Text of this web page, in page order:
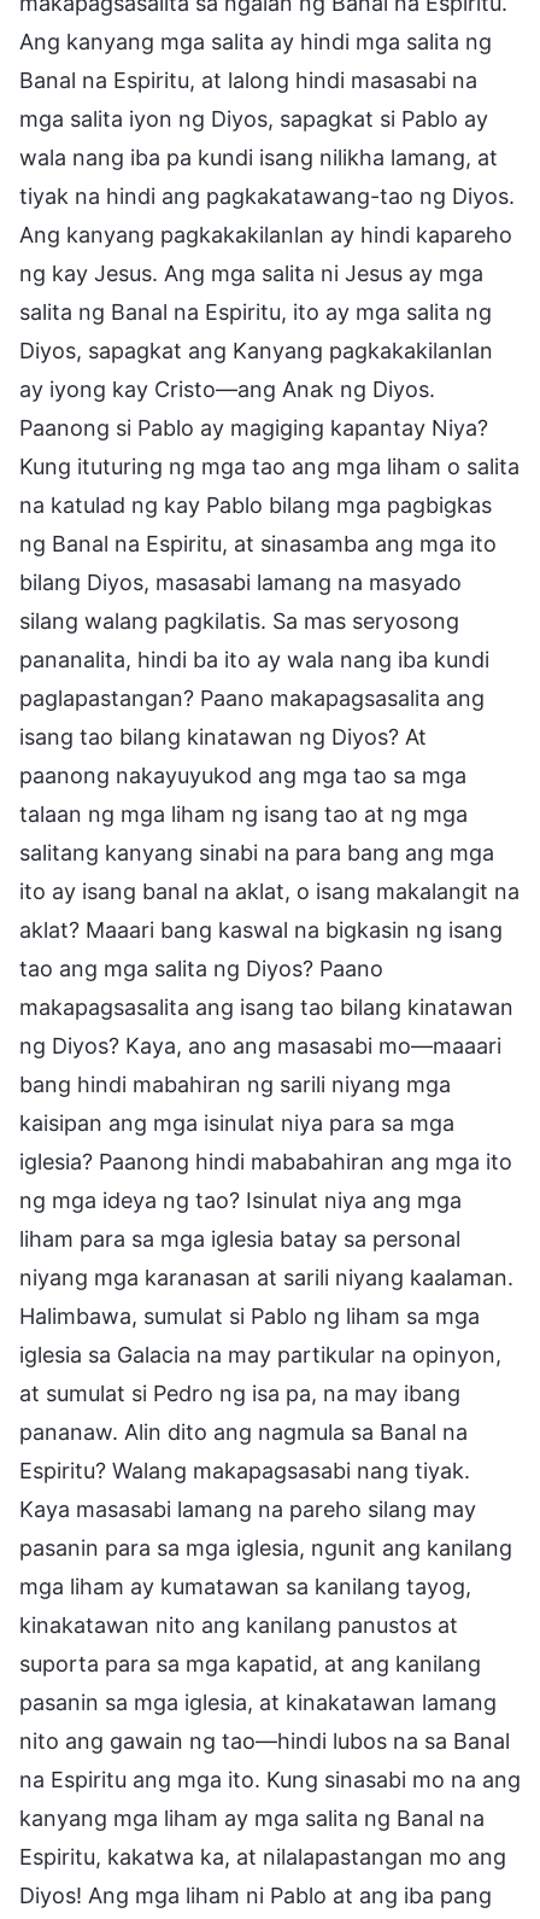
Ang kanyang mga salita ay hindi mga salita ng
Banal na Espiritu, at lalong hindi masasabi na
mga salita iyon ng Diyos, sapagkat si Pablo ay
wala nang iba pa kundi isang nilikha lamang, at
tiyak na hindi ang pagkakatawang-tao ng Diyos.
Ang kanyang pagkakakilanlan ay hindi kapareho
ng kay Jesus. Ang mga salita ni Jesus ay mga
salita ng Banal na Espiritu, ito ay mga salita ng
Diyos, sapagkat ang Kanyang pagkakakilanlan
ay iyong kay Cristo—ang Anak ng Diyos.
Paanong si Pablo ay magiging kapantay Niya?
Kung ituturing ng mga tao ang mga liham o salita
na katulad ng kay Pablo bilang mga pagbigkas
ng Banal na Espiritu, at sinasamba ang mga ito
bilang Diyos, masasabi lamang na masyado
silang walang pagkilatis. Sa mas seryosong
pananalita, hindi ba ito ay wala nang iba kundi
paglapastangan? Paano makapagsasalita ang
isang tao bilang kinatawan ng Diyos? At
paanong nakayuyukod ang mga tao sa mga
talaan ng mga liham ng isang tao at ng mga
salitang kanyang sinabi na para bang ang mga
ito ay isang banal na aklat, o isang makalangit na
aklat? Maaari bang kaswal na bigkasin ng isang
tao ang mga salita ng Diyos? Paano
makapagsasalita ang isang tao bilang kinatawan
ng Diyos? Kaya, ano ang masasabi mo—maaari
bang hindi mabahiran ng sarili niyang mga
kaisipan ang mga isinulat niya para sa mga
iglesia? Paanong hindi mababahiran ang mga ito
ng mga ideya ng tao? Isinulat niya ang mga
liham para sa mga iglesia batay sa personal
niyang mga karanasan at sarili niyang kaalaman.
Halimbawa, sumulat si Pablo ng liham sa mga
iglesia sa Galacia na may partikular na opinyon,
at sumulat si Pedro ng isa pa, na may ibang
pananaw. Alin dito ang nagmula sa Banal na
Espiritu? Walang makapagsasabi nang tiyak.
Kaya masasabi lamang na pareho silang may
pasanin para sa mga iglesia, ngunit ang kanilang
mga liham ay kumatawan sa kanilang tayog,
kinakatawan nito ang kanilang panustos at
suporta para sa mga kapatid, at ang kanilang
pasanin sa mga iglesia, at kinakatawan lamang
nito ang gawain ng tao—hindi lubos na sa Banal
na Espiritu ang mga ito. Kung sinasabi mo na ang
kanyang mga liham ay mga salita ng Banal na
Espiritu, kakatwa ka, at nilalapastangan mo ang
Diyos! Ang mga liham ni Pablo at ang iba pang